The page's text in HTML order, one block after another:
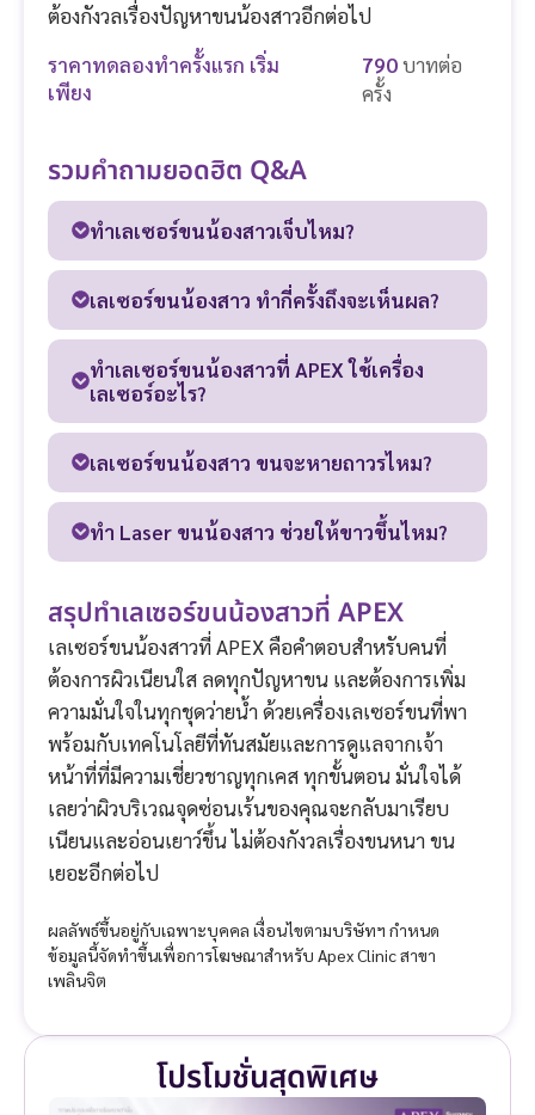
ต้องกังวลเรื่องปัญหาขนน้องสาวอีกต่อไป
ราคาทดลองทำครั้งแรก เริ่ม
เพียง
790บาทต่อ
ครั้ง
รวมคำถามยอดฮิต Q&A
ทำเลเซอร์ขนน้องสาวเจ็บไหม?
เลเซอร์ขนน้องสาว ทำกี่ครั้งถึงจะเห็นผล?
ทำเลเซอร์ขนน้องสาวที่ APEX ใช้เครื่อง
เลเซอร์อะไร?
เลเซอร์ขนน้องสาว ขนจะหายถาวรไหม?
ทำ Laser ขนน้องสาว ช่วยให้ขาวขึ้นไหม?
สรุปทำเลเซอร์ขนน้องสาวที่ APEX
เลเซอร์ขนน้องสาวที่ APEX คือคำตอบสำหรับคนที่
ต้องการผิวเนียนใส ลดทุกปัญหาขน และต้องการเพิ่ม
ความมั่นใจในทุกชุดว่ายน้ำ ด้วยเครื่องเลเซอร์ขนที่พา
พร้อมกับเทคโนโลยีที่ทันสมัยและการดูแลจากเจ้า
หน้าที่ที่มีความเชี่ยวชาญทุกเคส ทุกขั้นตอน มั่นใจได้
เลยว่าผิวบริเวณจุดซ่อนเร้นของคุณจะกลับมาเรียบ
เนียนและอ่อนเยาว์ขึ้น ไม่ต้องกังวลเรื่องขนหนา ขน
เยอะอีกต่อไป
ผลลัพธ์ขึ้นอยู่กับเฉพาะบุคคล เงื่อนไขตามบริษัทฯ กำหนด
ข้อมูลนี้จัดทำขึ้นเพื่อการโฆษณาสำหรับ Apex Clinic สาขา
เพลินจิต
โปรโมชั่นสุดพิเศษ